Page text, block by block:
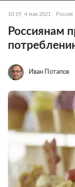
10:19, 4 мая 2021 Россия
Россиянам
Иван Потапов